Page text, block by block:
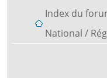
Index du
National /